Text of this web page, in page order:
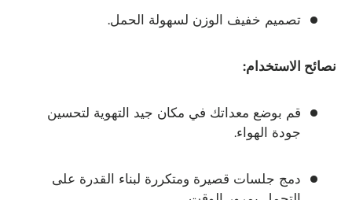
تصميم خفيف الوزن لسهولة الحمل.
نصائح الاستخدام:
قم بوضع معداتك في مكان جيد التهوية لتحسين
جودة الهواء.
دمج جلسات قصيرة ومتكررة لبناء القدرة على